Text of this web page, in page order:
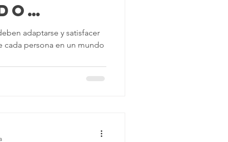
de
para
con
adaptarse y satisfacer
cada persona en un mundo